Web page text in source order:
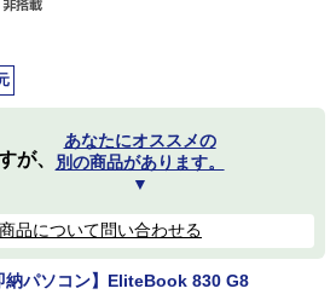
が、
あなたにオススメの
別の商品があります。
▼
品について問い合わせる
納パソコン】EliteBook 830 G8